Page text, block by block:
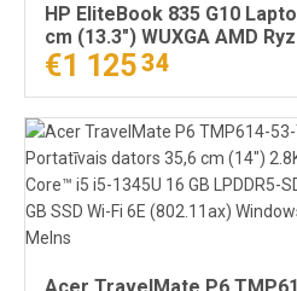
HP EliteBook 835 G10
cm (13.3") WUXGA AMD
PRO 7540U 16 GB LPDDR5-
512 GB SSD Wi-Fi 6E
Windows 11 Pro Silver
€1 12534
Acer TravelMate P6